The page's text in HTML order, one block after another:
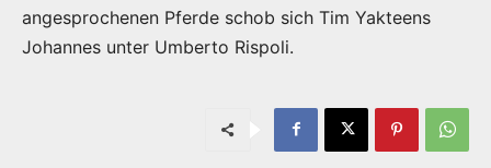
angesprochenen Pferde schob sich Tim Yakteens
Johannes unter Umberto Rispoli.